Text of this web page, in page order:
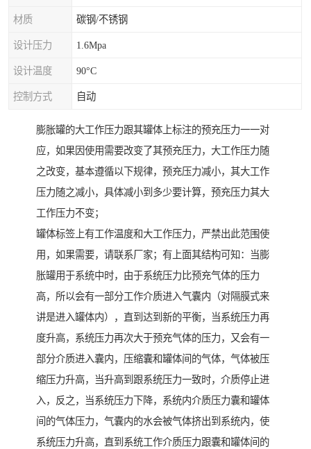
材质 碳钢/不锈钢
设计压力 1.6Mpa
设计温度 90°C
控制方式 自动
膨胀罐的大工作压力跟其罐体上标注的预充压力一一对
应，如果因使用需要改变了其预充压力，大工作压力随
之改变，基本遵循以下规律，预充压力减小，其大工作
压力随之减小，具体减小到多少要计算，预充压力其大
工作压力不变；
罐体标签上有工作温度和大工作压力，严禁出此范围使
用，如果需要，请联系厂家；有上面其结构可知：当膨
胀罐用于系统中时，由于系统压力比预充气体的压力
高，所以会有一部分工作介质进入气囊内（对隔膜式来
讲是进入罐体内），直到达到新的平衡，当系统压力再
度升高，系统压力再次大于预充气体的压力，又会有一
部分介质进入囊内，压缩囊和罐体间的气体，气体被压
缩压力升高，当升高到跟系统压力一致时，介质停止进
入，反之，当系统压力下降，系统内介质压力囊和罐体
间的气体压力，气囊内的水会被气体挤出到系统内，使
系统压力升高，直到系统工作介质压力跟囊和罐体间的